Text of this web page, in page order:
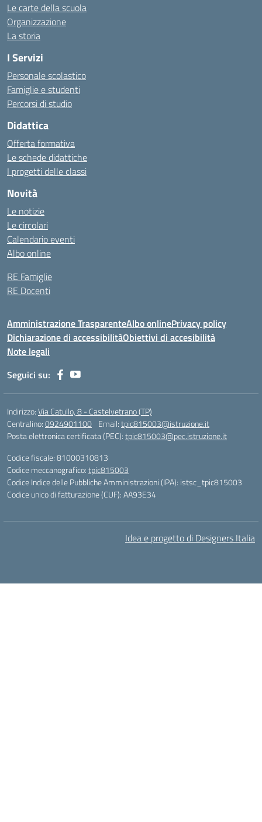
Le carte della scuola
Organizzazione
La storia
I Servizi
Personale scolastico
Famiglie e studenti
Percorsi di studio
Didattica
Offerta formativa
Le schede didattiche
I progetti delle classi
Novità
Le notizie
Le circolari
Calendario eventi
Albo online
RE Famiglie
RE Docenti
Amministrazione TrasparenteAlbo onlinePrivacy policy
Dichiarazione di accessibilitàObiettivi di accesibilità
Note legali
Seguici su:
Indirizzo:Via Catullo, 8 - Castelvetrano (TP)
Centralino:0924901100 Email:tpic815003@istruzione.it
Posta elettronica certificata (PEC):tpic815003@pec.istruzione.it
Codice fiscale: 81000310813
Codice meccanografico:tpic815003
Codice Indice delle Pubbliche Amministrazioni (IPA): istsc_tpic815003
Codice unico di fatturazione (CUF): AA93E34
Idea e progetto di Designers Italia